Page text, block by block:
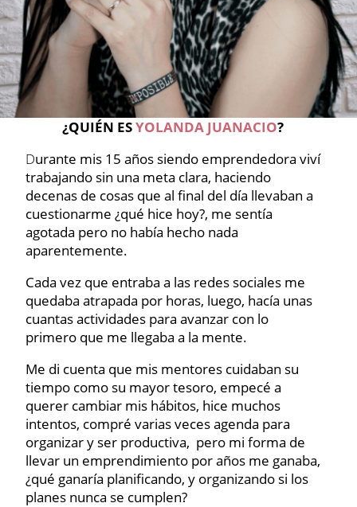
¿QUIÉN ESYOLANDA JUANACIO?
Durante mis 15 años siendo emprendedora viví
trabajando sin una meta clara, haciendo
decenas de cosas que al final del día llevaban a
cuestionarme ¿qué hice hoy?, me sentía
agotada pero no había hecho nada
aparentemente.
Cada vez que entraba a las redes sociales me
quedaba atrapada por horas, luego, hacía unas
cuantas actividades para avanzar con lo
primero que me llegaba a la mente.
Me di cuenta que mis mentores cuidaban su
tiempo como su mayor tesoro, empecé a
querer cambiar mis hábitos, hice muchos
intentos, compré varias veces agenda para
organizar y ser productiva, pero mi forma de
llevar un emprendimiento por años me ganaba,
¿qué ganaría planificando, y organizando si los
planes nunca se cumplen?